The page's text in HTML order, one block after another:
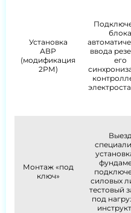
Установка
АВР
(модификация
2РМ)
блока
ввода
его
Монтаж «под
ключ»
Выезд
силовых
тестовый
под